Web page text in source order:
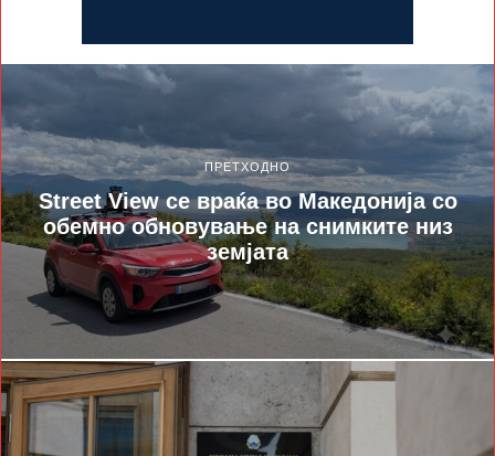
ПРЕТХОДНО
Street View се враќа во Македонија со
обемно обновување на снимките низ
земјата